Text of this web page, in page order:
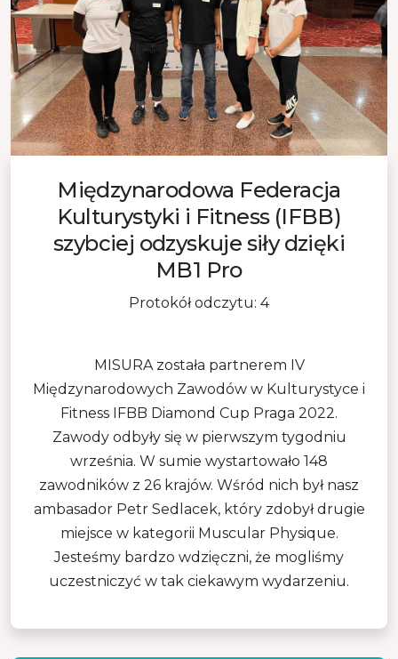
Międzynarodowa Federacja
Kulturystyki i Fitness (IFBB)
szybciej odzyskuje siły dzięki
MB1 Pro
Protokół odczytu: 4
MISURA została partnerem IV
Międzynarodowych Zawodów w Kulturystyce i
Fitness IFBB Diamond Cup Praga 2022.
Zawody odbyły się w pierwszym tygodniu
września. W sumie wystartowało 148
zawodników z 26 krajów. Wśród nich był nasz
ambasador Petr Sedlacek, który zdobył drugie
miejsce w kategorii Muscular Physique.
Jesteśmy bardzo wdzięczni, że mogliśmy
uczestniczyć w tak ciekawym wydarzeniu.